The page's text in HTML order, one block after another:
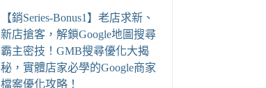
【銷Series-Bonus1】老店求新、
新店搶客，解鎖Google地圖搜尋
霸主密技！GMB搜尋優化大揭
秘，實體店家必學的Google商家
檔案優化攻略！